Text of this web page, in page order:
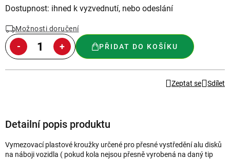
Měrná
Dostupnost: ihned k vyzvednutí, nebo odeslání
Možnosti doručení
PŘIDAT DO KOŠÍKU
Zeptat se Sdílet
Detailní popis produktu
Vymezovací plastové kroužky určené pro přesné vystředění alu disků
na náboji vozidla ( pokud kola nejsou přesně vyrobená na daný tip